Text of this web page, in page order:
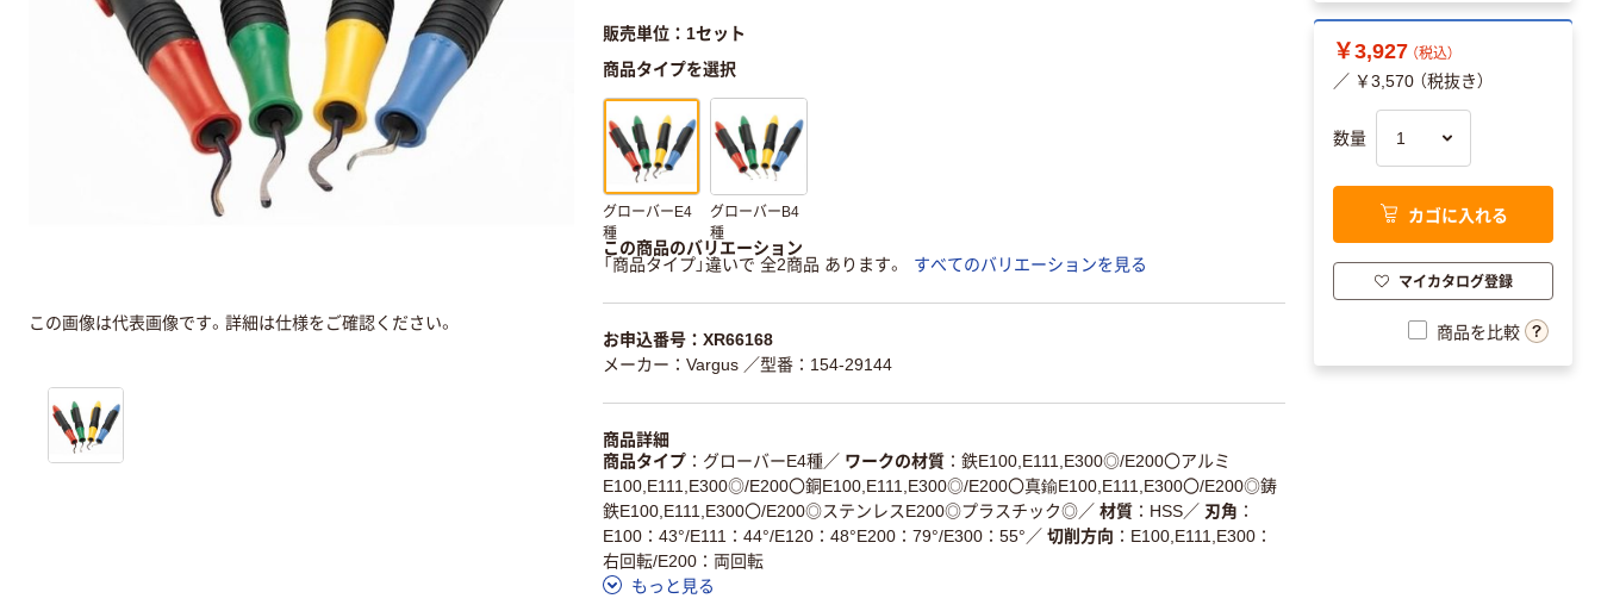
販売単位：1セット
商品タイプを選択
グローバーE4
種
グローバーB4
種
この商品のバリエーション
「商品タイプ」違いで 全2商品 あります。
すべてのバリエーションを見る
お申込番号：XR66168
メーカー：Vargus ／型番：154-29144
商品詳細
商品タイプ
グローバーE4種／ ワークの材質
鉄E100,E111,E300◎/E200〇アルミ
E100,E111,E300◎/E200〇銅E100,E111,E300◎/E200〇真鍮E100,E111,E300〇/E200◎鋳
鉄E100,E111,E300〇/E200◎ステンレスE200◎プラスチック◎／ 材質 HSS／ 刃角
E100：43°/E111：44°/E120：48°E200：79°/E300：55° ／ 切削方向
E100,E111,E300：
右回転/E200：両回転
もっと見る
この画像は代表画像です。詳細は仕様をご確認ください。
￥3,927 （税込）
／ ￥3,570 （税抜き）
数量
カゴに入れる
マイカタログ登録
商品を比較